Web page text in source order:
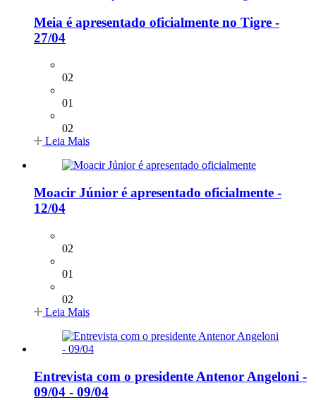
Meia é apresentado oficialmente no Tigre -
27/04
02
01
02
Leia Mais
Moacir Júnior é apresentado oficialmente -
12/04
02
01
02
Leia Mais
Entrevista com o presidente Antenor Angeloni -
09/04 - 09/04